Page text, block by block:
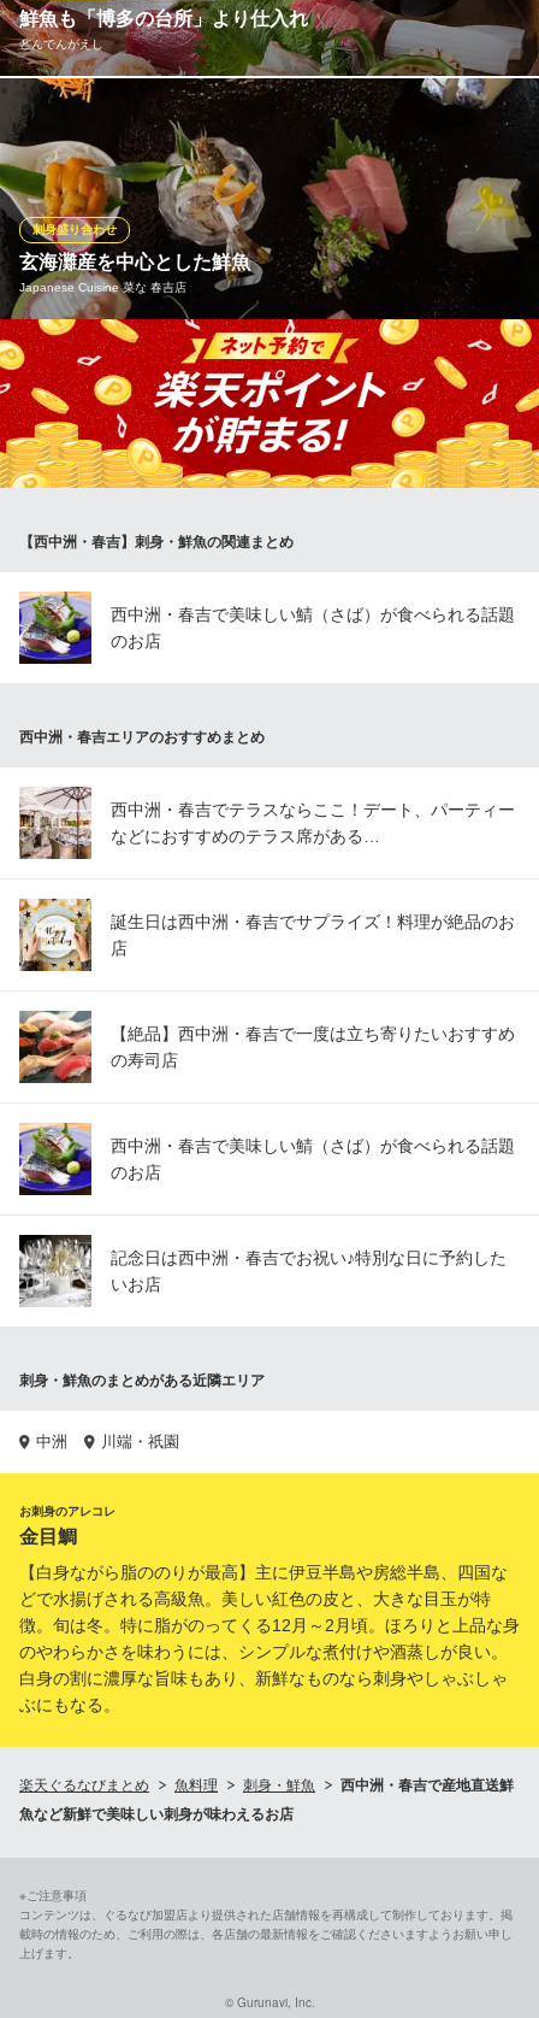
水炊きもつ鍋刺身和食
西鉄天神大牟田線西鉄福岡(天神)駅南口 徒歩5分
福岡県福岡市中央区西中洲10-1
鮮魚も「博多の台所」より仕入れ
どんでんがえし
看板の魚料理の素材も店主自ら柳橋連合市場に足を運び新鮮な魚
貝類を仕入れます。春夏秋冬の中で、一番活きの良い素材にこだ
わり、食材に合わせ魚介本来の味を引き立たせるよう調理。旨さ
溢れる逸品へと彩られます。鮮度抜群の魚介類は旨みと甘味、食
感がたまらなく絶品！おまかせコースでもお楽しみいただけま
す。
どんでんがえし
素材にこだわる博多酒処
地下鉄七隈線（3号線）天神南駅 徒歩4分
福岡県福岡市中央区春吉3-23-6 ポラリス天神南1F
玄海灘産を中心とした鮮魚
Japanese Cuisine 菜な 春吉店
刺身盛り合わせ
その日おすすめの鮮魚が揃うお刺身の盛り合わせ。基本のライン
ナップは5種・7種・10種の3種類です。お刺身にはそのお魚によ
り様々な薬味やタレを添えて提供します。例えば天然平目にはポ
ン酢ジュレ、鯛には鯛の身から作った自家製鯛塩、間八には金山
寺味噌。その日により品数・内容は変わります。※写真はイメージ
です
Japanese Cuisine 菜な 春吉店
地下鉄七隈線（3号線）天神南駅6番出口 徒歩4分
福岡県福岡市中央区春吉3-11-19 パノラマスクエア博多 B1
【西中洲・春吉】刺身・鮮魚の関連まとめ
西中洲・春吉で美味しい鯖（さば）が食べられる話題
のお店
西中洲・春吉エリアのおすすめまとめ
西中洲・春吉でテラスならここ！デート、パーティー
などにおすすめのテラス席がある…
誕生日は西中洲・春吉でサプライズ！料理が絶品のお
店
【絶品】西中洲・春吉で一度は立ち寄りたいおすすめ
の寿司店
西中洲・春吉で美味しい鯖（さば）が食べられる話題
のお店
記念日は西中洲・春吉でお祝い♪特別な日に予約した
いお店
刺身・鮮魚のまとめがある近隣エリア
中洲 川端・祇園
お刺身のアレコレ
金目鯛
【白身ながら脂ののりが最高】主に伊豆半島や房総半島、四国な
どで水揚げされる高級魚。美しい紅色の皮と、大きな目玉が特
徴。旬は冬。特に脂がのってくる12月～2月頃。ほろりと上品な身
のやわらかさを味わうには、シンプルな煮付けや酒蒸しが良い。
白身の割に濃厚な旨味もあり、新鮮なものなら刺身やしゃぶしゃ
ぶにもなる。
楽天ぐるなびまとめ 魚料理 刺身・鮮魚
西中洲・春吉で産地直送鮮
魚など新鮮で美味しい刺身が味わえるお店
※ご注意事項
コンテンツは、ぐるなび加盟店より提供された店舗情報を再構成して制作しております。掲
載時の情報のため、ご利用の際は、各店舗の最新情報をご確認くださいますようお願い申し
上げます。
© Gurunavi, Inc.